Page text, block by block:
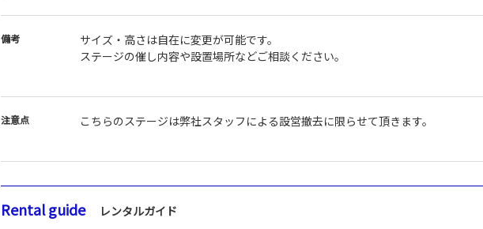
備考
サイズ・高さは自在に変更が可能です。
ステージの催し内容や設置場所などご相談ください。
注意点 こちらのステージは弊社スタッフによる設営撤去に限らせて頂きます。
Rental guide レンタルガイド